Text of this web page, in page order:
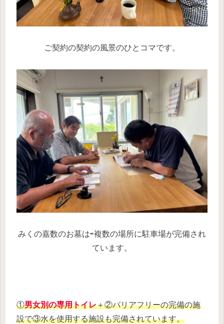
ご契約の契約の風景のひとコマです。
みくの嘉数のお墓は⇨複数の場所に駐車場が完備され
ています。
①男女別の専用トイレ＋②バリアフリーの完備の施
設で③水を使用する施設も完備されています。